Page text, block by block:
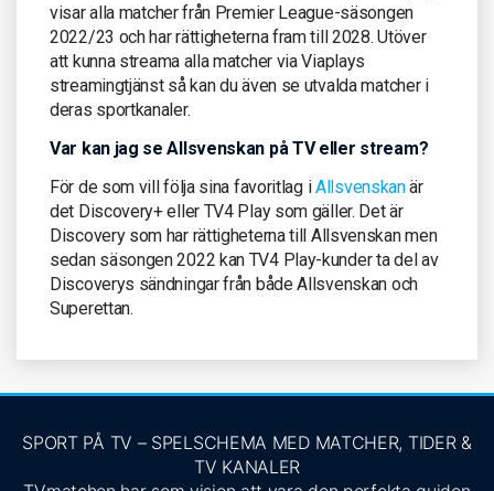
visar alla matcher från Premier League-säsongen
2022/23 och har rättigheterna fram till 2028. Utöver
att kunna streama alla matcher via Viaplays
streamingtjänst så kan du även se utvalda matcher i
deras sportkanaler.
Var kan jag se Allsvenskan på TV eller stream?
För de som vill följa sina favoritlag iAllsvenskanär
det Discovery+ eller TV4 Play som gäller. Det är
Discovery som har rättigheterna till Allsvenskan men
sedan säsongen 2022 kan TV4 Play-kunder ta del av
Discoverys sändningar från både Allsvenskan och
Superettan.
SPORT PÅ TV – SPELSCHEMA MED MATCHER, TIDER &
TV KANALER